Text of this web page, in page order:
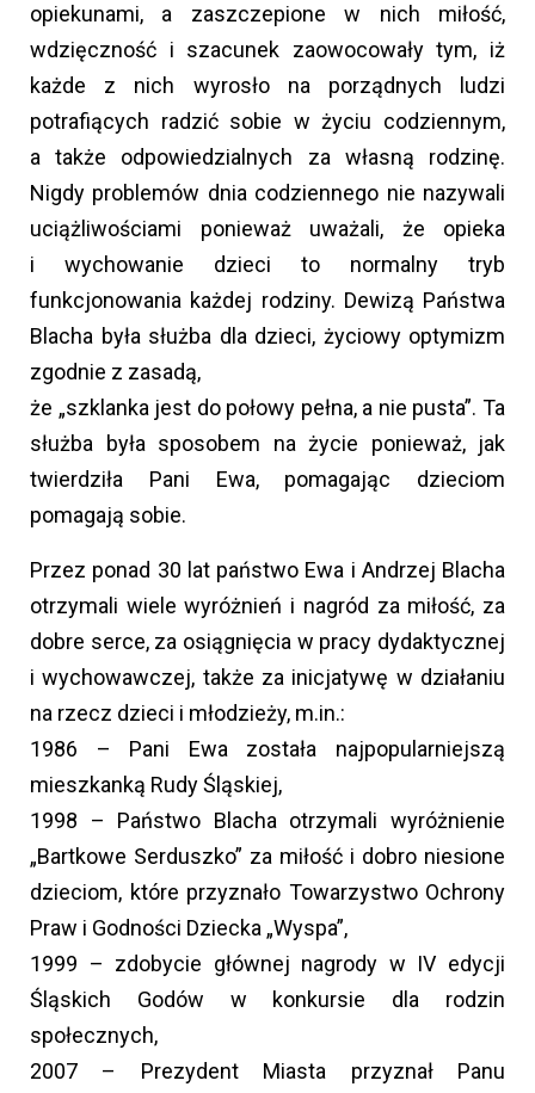
opiekunami, a zaszczepione w nich miłość,
wdzięczność i szacunek zaowocowały tym, iż
każde z nich wyrosło na porządnych ludzi
potrafiących radzić sobie w życiu codziennym,
a także odpowiedzialnych za własną rodzinę.
Nigdy problemów dnia codziennego nie nazywali
uciążliwościami ponieważ uważali, że opieka
i wychowanie dzieci to normalny tryb
funkcjonowania każdej rodziny. Dewizą Państwa
Blacha była służba dla dzieci, życiowy optymizm
zgodnie z zasadą,
że „szklanka jest do połowy pełna, a nie pusta”. Ta
służba była sposobem na życie ponieważ, jak
twierdziła Pani Ewa, pomagając dzieciom
pomagają sobie.
Przez ponad 30 lat państwo Ewa i Andrzej Blacha
otrzymali wiele wyróżnień i nagród za miłość, za
dobre serce, za osiągnięcia w pracy dydaktycznej
i wychowawczej, także za inicjatywę w działaniu
na rzecz dzieci i młodzieży, m.in.:
1986 – Pani Ewa została najpopularniejszą
mieszkanką Rudy Śląskiej,
1998 – Państwo Blacha otrzymali wyróżnienie
„Bartkowe Serduszko” za miłość i dobro niesione
dzieciom, które przyznało Towarzystwo Ochrony
Praw i Godności Dziecka „Wyspa”,
1999 – zdobycie głównej nagrody w IV edycji
Śląskich Godów w konkursie dla rodzin
społecznych,
2007 – Prezydent Miasta przyznał Panu